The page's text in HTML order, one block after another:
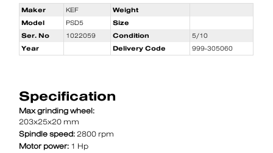
Maker KEF
Weight
Model
PSD5
Size
Ser. No
1022059 Condition
5/10
Year
Delivery Code 999-305060
Specification
Max grinding wheel:
203x25x20 mm
Spindle speed: 2800 rpm
Motor power: 1 Hp